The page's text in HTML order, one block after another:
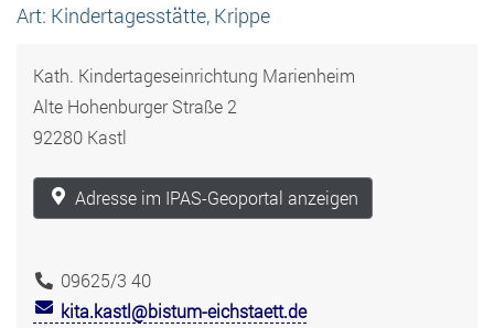
Art: Kindertagesstätte, Krippe
Kath. Kindertageseinrichtung Marienheim
Alte Hohenburger Straße 2
92280 Kastl
Adresse im IPAS-Geoportal anzeigen
09625/3 40
kita.kastl@bistum-eichstaett.de